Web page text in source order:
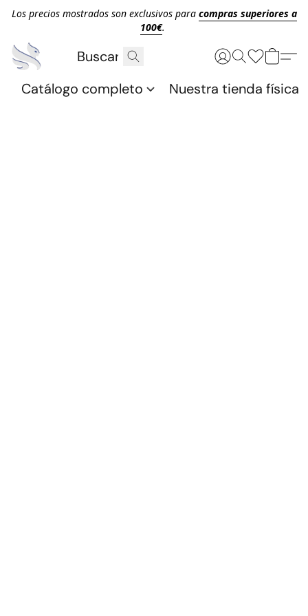
Los precios mostrados son exclusivos para compras superiores a
100€.
Catálogo completo Nuestra tienda física